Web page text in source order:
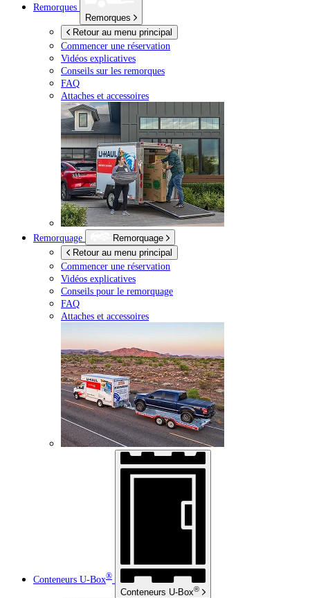
Remorques
Remorques
Retour au menu principal
Commencer une réservation
Vidéos explicatives
Conseils sur les remorques
FAQ
Attaches et accessoires
Remorquage
Remorquage
Retour au menu principal
Commencer une réservation
Vidéos explicatives
Conseils pour le remorquage
FAQ
Attaches et accessoires
Conteneurs U-Box®
Conteneurs U-Box®